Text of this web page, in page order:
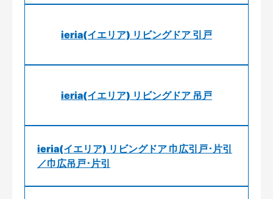
ieria(イエリア) リビングドア 引戸
ieria(イエリア) リビングドア 吊戸
ieria(イエリア) リビングドア 巾広引戸･片引
／巾広吊戸･片引